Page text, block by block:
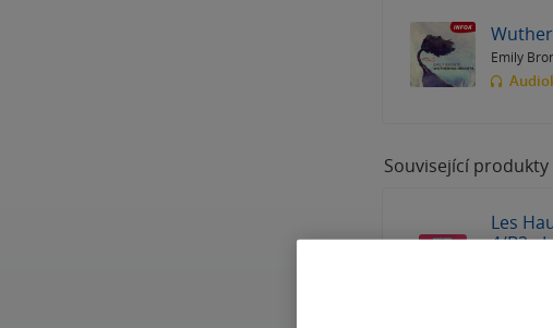
Emily
Související produkty
Les
4/B2 -
Emily